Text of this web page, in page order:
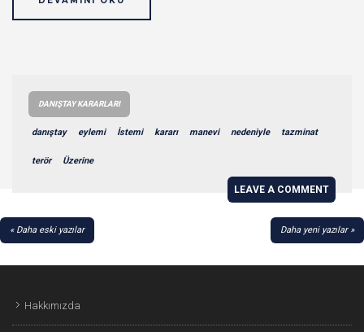
DANIŞTAY KARARLARI
danıştay eylemi İstemi kararı manevi nedeniyle tazminat
terör Üzerine
LEAVE A COMMENT
YAZI
Daha eski yazılar Daha yeni yazılar
Hakkımızda